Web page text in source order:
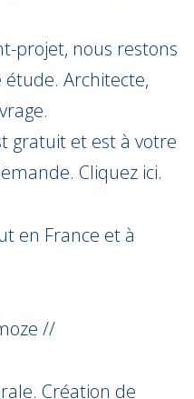
projet, nous restons
Architecte,
gratuit et est à votre
Cliquez ici.
en France et à
//
Création de